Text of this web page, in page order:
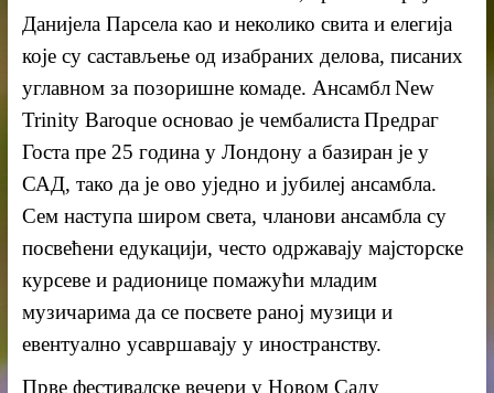
Данијела Парсела као и неколико свита и елегија
које су састављење од изабраних делова, писаних
углавном за позоришне комаде. Ансамбл New
Trinity Baroqueосноваo је чембалиста Предраг
Госта пре 25 година у Лондону а базиран је у
САД, тако да је ово уједно и јубилеј ансамбла.
Сем наступа широм света, чланови ансамбла су
посвећени едукацији, често одржавају мајсторске
курсеве и радионице помажући младим
музичарима да се посвете раној музици и
евентуално усавршавају у иностранству.
Прве фестивалске вечери у Новом Саду